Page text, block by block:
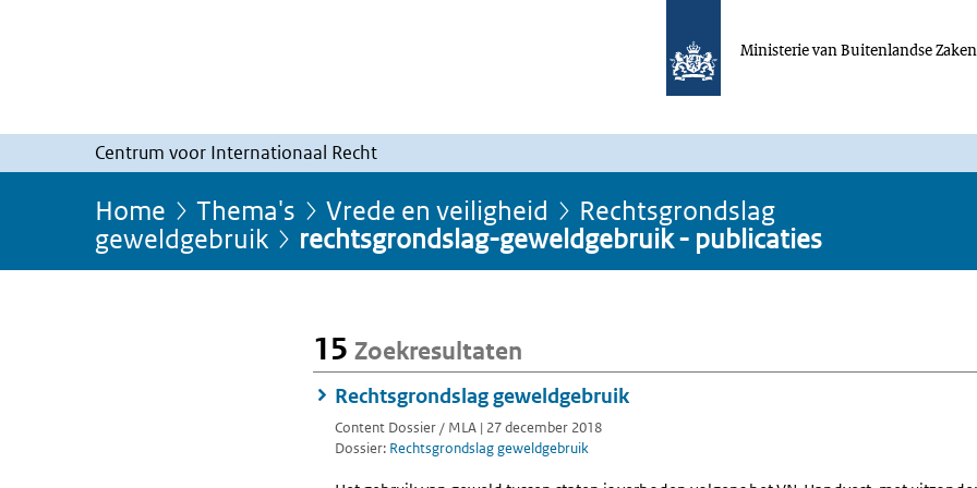
Ministerie van Buitenlandse Zaken
Centrum voor Internationaal Recht
Home Thema's Vrede en veiligheid
Rechtsgrondslag
geweldgebruik
rechtsgrondslag-geweldgebruik - publicaties
15 Zoekresultaten
Rechtsgrondslag geweldgebruik
Content Dossier / MLA | 27 december 2018
Dossier: Rechtsgrondslag geweldgebruik